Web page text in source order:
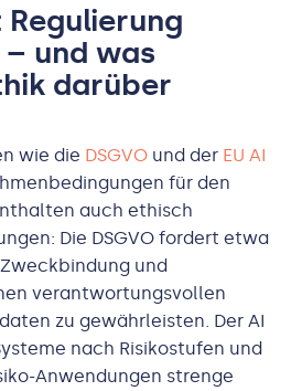
und was
darüber
wie die DSGVO und der EU AI
für den
auch ethisch
Die DSGVO fordert etwa
und
verantwortungsvollen
zu gewährleisten. Der AI
nach Risikostufen und
Anwendungen strenge